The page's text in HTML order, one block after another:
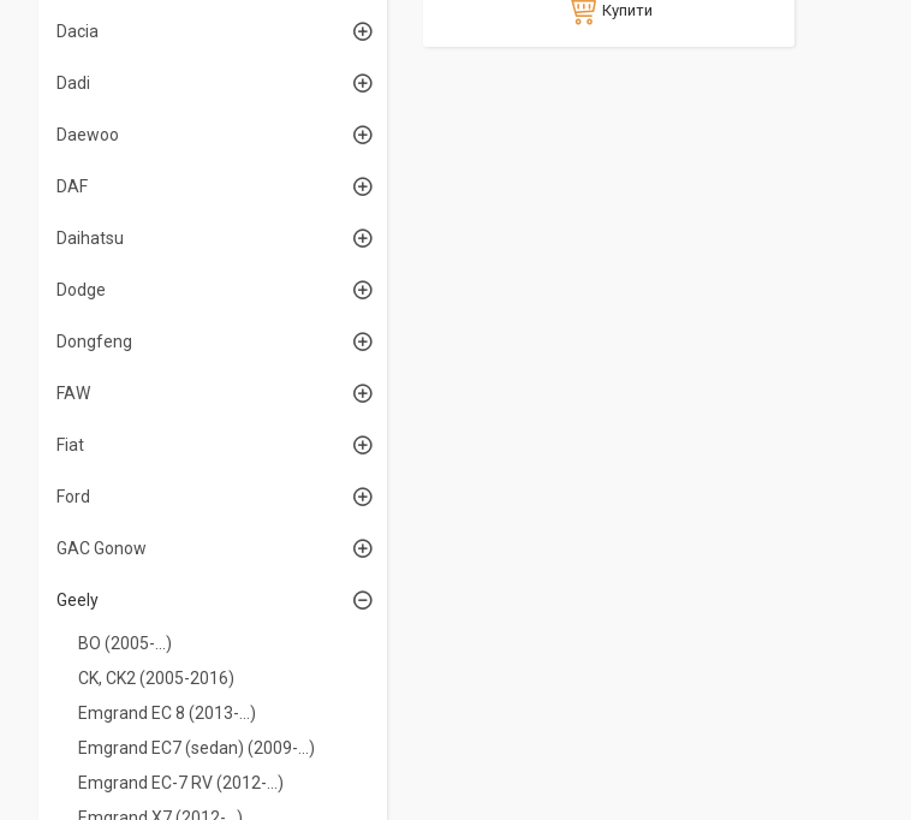
Купити
Dacia
Dadi
Daewoo
DAF
Daihatsu
Dodge
Dongfeng
FAW
Fiat
Ford
GAC Gonow
Geely
BO (2005-...)
CK, CK2 (2005-2016)
Emgrand EC 8 (2013-...)
Emgrand EC7 (sedan) (2009-…)
Emgrand EC-7 RV (2012-...)